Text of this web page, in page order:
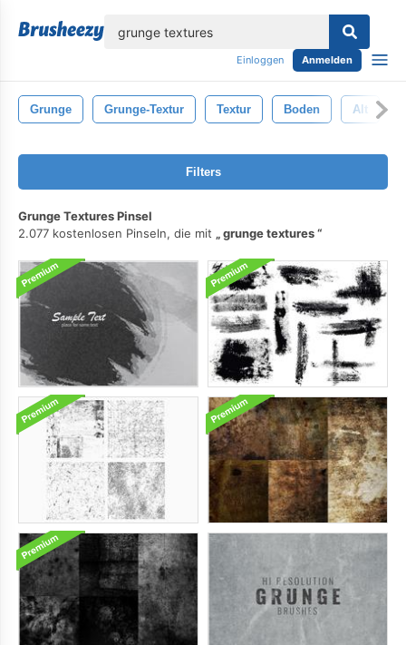
Einloggen Anmelden
Grunge Grunge-Textur Textur Boden Alt
Filters
Grunge Textures Pinsel
2.077 kostenlosen Pinseln, die mit
grunge textures